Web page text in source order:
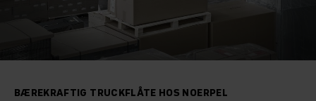
BÆREKRAFTIG TRUCKFLÅTE HOS NOERPEL